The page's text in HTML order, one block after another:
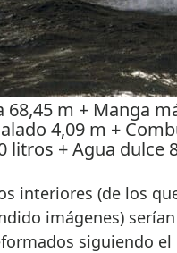
68,45 m + Manga
4,09 m +
litros + Agua dulce
interiores (de los
imágenes) serían
siguiendo el